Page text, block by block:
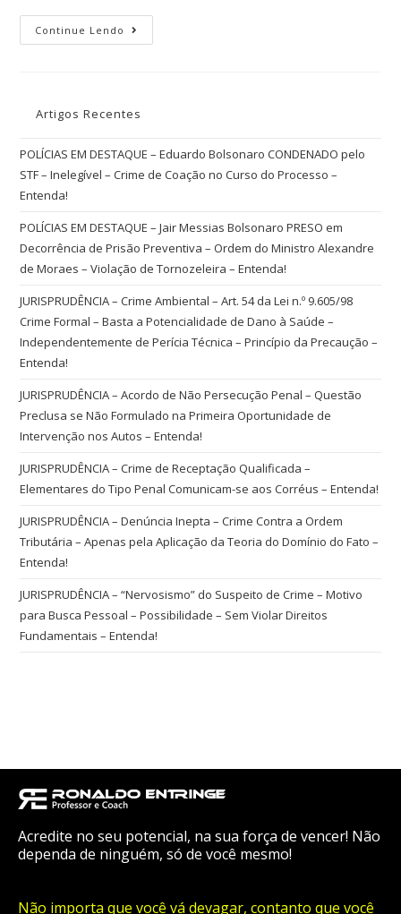
Continue Lendo
Artigos Recentes
POLÍCIAS EM DESTAQUE – Eduardo Bolsonaro CONDENADO pelo
STF – Inelegível – Crime de Coação no Curso do Processo –
Entenda!
POLÍCIAS EM DESTAQUE – Jair Messias Bolsonaro PRESO em
Decorrência de Prisão Preventiva – Ordem do Ministro Alexandre
de Moraes – Violação de Tornozeleira – Entenda!
JURISPRUDÊNCIA – Crime Ambiental – Art. 54 da Lei n.º 9.605/98
Crime Formal – Basta a Potencialidade de Dano à Saúde –
Independentemente de Perícia Técnica – Princípio da Precaução –
Entenda!
JURISPRUDÊNCIA – Acordo de Não Persecução Penal – Questão
Preclusa se Não Formulado na Primeira Oportunidade de
Intervenção nos Autos – Entenda!
JURISPRUDÊNCIA – Crime de Receptação Qualificada –
Elementares do Tipo Penal Comunicam-se aos Corréus – Entenda!
JURISPRUDÊNCIA – Denúncia Inepta – Crime Contra a Ordem
Tributária – Apenas pela Aplicação da Teoria do Domínio do Fato –
Entenda!
JURISPRUDÊNCIA – “Nervosismo” do Suspeito de Crime – Motivo
para Busca Pessoal – Possibilidade – Sem Violar Direitos
Fundamentais – Entenda!
Acredite no seu potencial, na sua força de vencer! Não
dependa de ninguém, só de você mesmo!
Não importa que você vá devagar, contanto que você